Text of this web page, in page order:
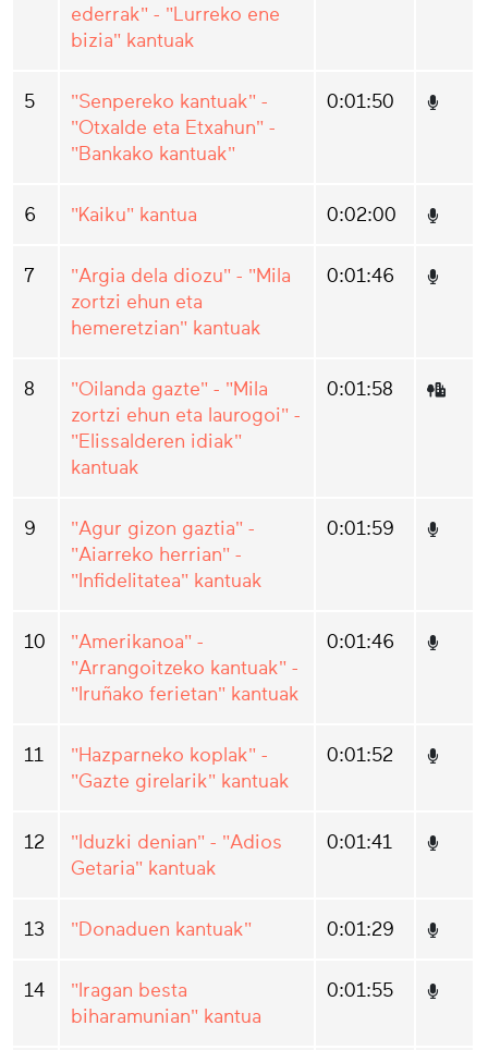
ederrak" - "Lurreko ene
bizia" kantuak
5
"Senpereko kantuak" -
"Otxalde eta Etxahun" -
"Bankako kantuak"
0:01:50
6 "Kaiku" kantua 0:02:00
7
"Argia dela diozu" - "Mila
zortzi ehun eta
hemeretzian" kantuak
0:01:46
8
"Oilanda gazte" - "Mila
zortzi ehun eta laurogoi" -
"Elissalderen idiak"
kantuak
0:01:58
9
"Agur gizon gaztia" -
"Aiarreko herrian" -
"Infidelitatea" kantuak
0:01:59
10
"Amerikanoa" -
"Arrangoitzeko kantuak" -
"Iruñako ferietan" kantuak
0:01:46
11
"Hazparneko koplak" -
"Gazte girelarik" kantuak
0:01:52
12
"Iduzki denian" - "Adios
Getaria" kantuak
0:01:41
13 "Donaduen kantuak" 0:01:29
14
"Iragan besta
biharamunian" kantua
0:01:55